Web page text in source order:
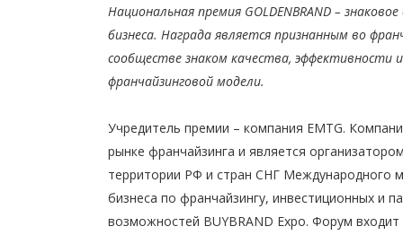
Национальная премия GOLDENBRAND –
бизнеса. Награда является признанным во
сообществе знаком качества, эффективности
франчайзинговой модели.
Учредитель премии – компания EMTG.
рынке франчайзинга и является
территории РФ и стран СНГ Международного
бизнеса по франчайзингу, инвестиционных и
возможностей BUYBRAND Expo. Форум